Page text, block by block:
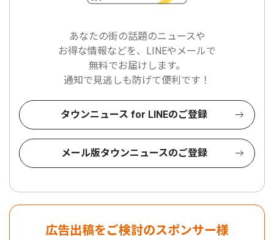
あなたの街の話題のニュースや
お得な情報などを、LINEやメールで
無料でお届けします。
通知で見逃しも防げて便利です！
タウンニュース for LINEのご登録
メール版タウンニュースのご登録
広告出稿をご検討のスポンサー様